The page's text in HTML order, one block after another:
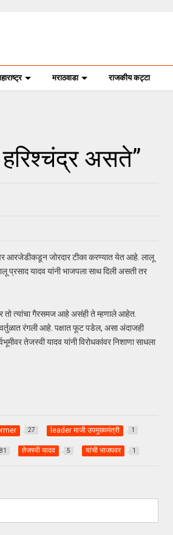
मराठवाडा राजकीय कट्टा
असते”
आरजेडीकडून जोरदार टीका करण्यात येत आहे. लालू
प्रसाद यादव यांनी भाजपला साथ दिली असती तर
तो त्यांचा गैरसमज आहे असंही ते म्हणाले आहेत.
वर्तुळात रंगली आहे. पक्षात फूट पडेल, असा अंदाजही
तेजस्वी यादव यांनी विरोधकांवर निशाणा साधला
27 leader माजी उपमुख्यमंत्री 1
तेजस्वी यादव 5 यांची भाजपवर 1